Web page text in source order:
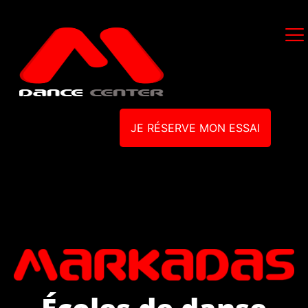
JE RÉSERVE MON ESSAI